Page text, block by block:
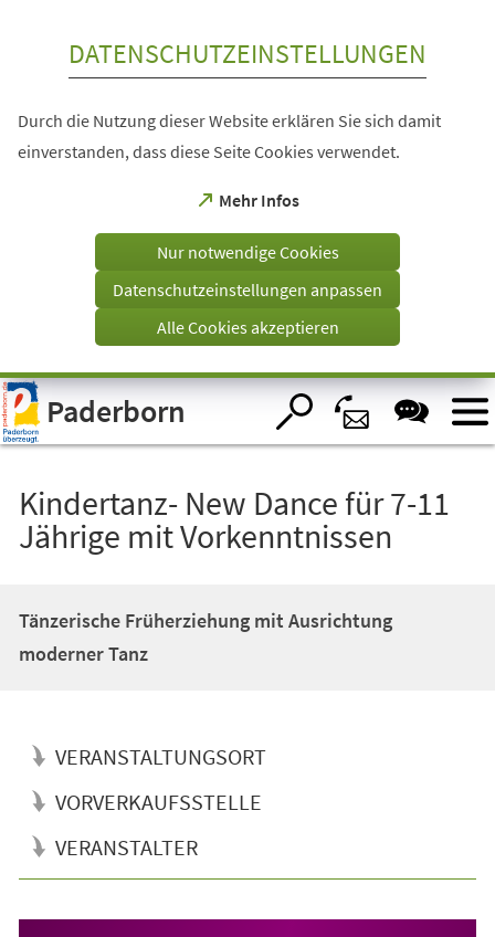
Visuelle
Assistenzsoftware
öffnen.
DATENSCHUTZEINSTELLUNGEN
Durch die Nutzung dieser Website erklären Sie sich damit
einverstanden, dass diese Seite Cookies verwendet.
Mehr Infos
(Öffnet
einem
Tab)
Nur notwendige Cookies
Datenschutzeinstellungen anpassen
Alle Cookies akzeptieren
Paderborn
Kindertanz- New Dance für 7-11
Jährige mit Vorkenntnissen
Tänzerische Früherziehung mit Ausrichtung
moderner Tanz
VERANSTALTUNGSORT
VORVERKAUFSSTELLE
VERANSTALTER